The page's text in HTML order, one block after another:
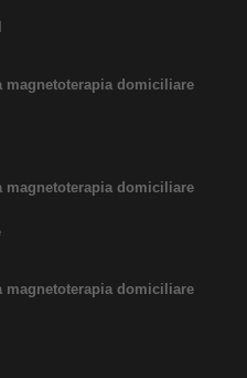
domiciliare
domiciliare
domiciliare